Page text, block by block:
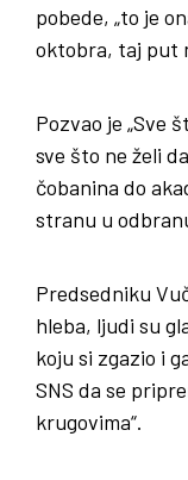
pobede, „to je
oktobra, taj put
Pozvao je „Sve
sve što ne želi
čobanina do
stranu u
Predsedniku
hleba, ljudi su
koju si zgazio i
SNS da se
krugovima“.